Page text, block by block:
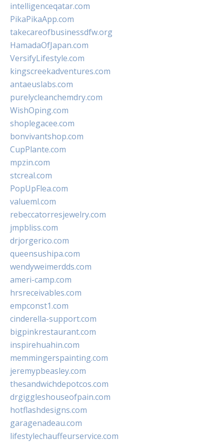
intelligenceqatar.com
PikaPikaApp.com
takecareofbusinessdfw.org
HamadaOfJapan.com
VersifyLifestyle.com
kingscreekadventures.com
antaeuslabs.com
purelycleanchemdry.com
WishOping.com
shoplegacee.com
bonvivantshop.com
CupPlante.com
mpzin.com
stcreal.com
PopUpFlea.com
valueml.com
rebeccatorresjewelry.com
jmpbliss.com
drjorgerico.com
queensushipa.com
wendyweimerdds.com
ameri-camp.com
hrsreceivables.com
empconst1.com
cinderella-support.com
bigpinkrestaurant.com
inspirehuahin.com
memmingerspainting.com
jeremypbeasley.com
thesandwichdepotcos.com
drgiggleshouseofpain.com
hotflashdesigns.com
garagenadeau.com
lifestylechauffeurservice.com